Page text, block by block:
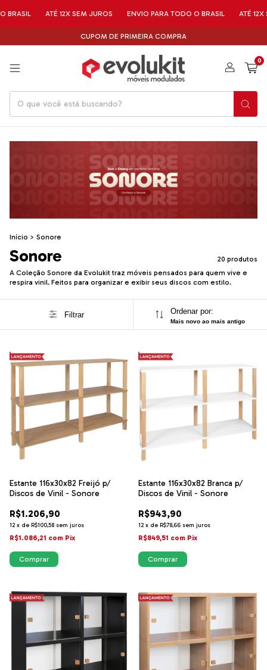
ATÉ 12X SEM JUROS ENVIO PARA TODO O BRASIL ATÉ 12X
CUPOM DE PRIMEIRA COMPRA
0
Início > Sonore
Sonore
20 produtos
A Coleção Sonore da Evolukit traz móveis pensados para quem vive e
respira vinil. Feitos para organizar e exibir seus discos com estilo.
Filtrar Ordenar por:
Mais novo ao mais antigo
Estante 116x30x82 Freijó p/
Discos de Vinil - Sonore
R$1.206,90
12 x de R$100,58 sem juros
R$1.086,21 com Pix
Estante 116x30x82 Branca p/
Discos de Vinil - Sonore
R$943,90
12 x de R$78,66 sem juros
R$849,51 com Pix